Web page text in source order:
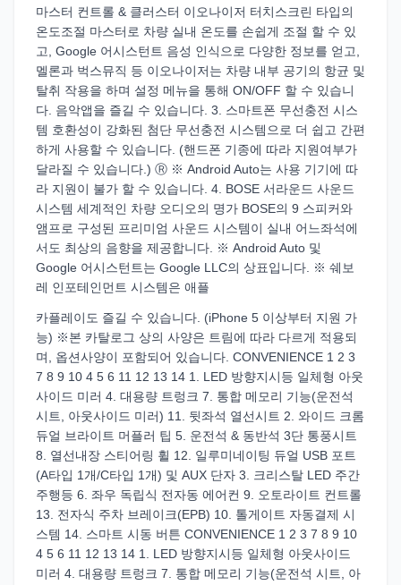
마스터 컨트롤 & 클러스터 이오나이저 터치스크린 타입의
온도조절 마스터로 차량 실내 온도를 손쉽게 조절 할 수 있
고, Google 어시스턴트 음성 인식으로 다양한 정보를 얻고,
멜론과 벅스뮤직 등 이오나이저는 차량 내부 공기의 항균 및
탈취 작용을 하며 설정 메뉴을 통해 ON/OFF 할 수 있습니
다. 음악앱을 즐길 수 있습니다. 3. 스마트폰 무선충전 시스
템 호환성이 강화된 첨단 무선충전 시스템으로 더 쉽고 간편
하게 사용할 수 있습니다. (핸드폰 기종에 따라 지원여부가
달라질 수 있습니다.) Ⓡ ※ Android Auto는 사용 기기에 따
라 지원이 불가 할 수 있습니다. 4. BOSE 서라운드 사운드
시스템 세계적인 차량 오디오의 명가 BOSE의 9 스피커와
앰프로 구성된 프리미엄 사운드 시스템이 실내 어느좌석에
서도 최상의 음향을 제공합니다. ※ Android Auto 및
Google 어시스턴트는 Google LLC의 상표입니다. ※ 쉐보
레 인포테인먼트 시스템은 애플
카플레이도 즐길 수 있습니다. (iPhone 5 이상부터 지원 가
능) ※본 카탈로그 상의 사양은 트림에 따라 다르게 적용되
며, 옵션사양이 포함되어 있습니다. CONVENIENCE 1 2 3
7 8 9 10 4 5 6 11 12 13 14 1. LED 방향지시등 일체형 아웃
사이드 미러 4. 대용량 트렁크 7. 통합 메모리 기능(운전석
시트, 아웃사이드 미러) 11. 뒷좌석 열선시트 2. 와이드 크롬
듀얼 브라이트 머플러 팁 5. 운전석 & 동반석 3단 통풍시트
8. 열선내장 스티어링 휠 12. 일루미네이팅 듀얼 USB 포트
(A타입 1개/C타입 1개) 및 AUX 단자 3. 크리스탈 LED 주간
주행등 6. 좌우 독립식 전자동 에어컨 9. 오토라이트 컨트롤
13. 전자식 주차 브레이크(EPB) 10. 톨게이트 자동결제 시
스템 14. 스마트 시동 버튼 CONVENIENCE 1 2 3 7 8 9 10
4 5 6 11 12 13 14 1. LED 방향지시등 일체형 아웃사이드
미러 4. 대용량 트렁크 7. 통합 메모리 기능(운전석 시트, 아